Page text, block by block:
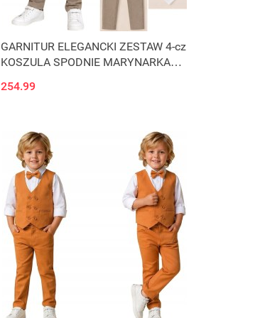
GARNITUR ELEGANCKI ZESTAW 4-cz
KOSZULA SPODNIE MARYNARKA
254.99